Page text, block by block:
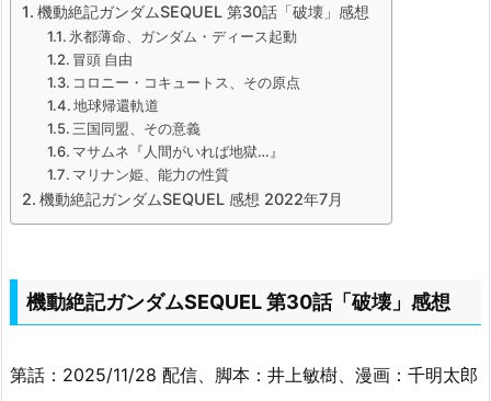
機動絶記ガンダムSEQUEL 第30話「破壊」感想
氷都薄命、ガンダム・ディース起動
冒頭 自由
コロニー・コキュートス、その原点
地球帰還軌道
三国同盟、その意義
マサムネ『人間がいれば地獄…』
マリナン姫、能力の性質
機動絶記ガンダムSEQUEL 感想 2022年7月
機動絶記ガンダムSEQUEL 第30話「破壊」感想
第話：2025/11/28 配信、脚本：井上敏樹、漫画：千明太郎